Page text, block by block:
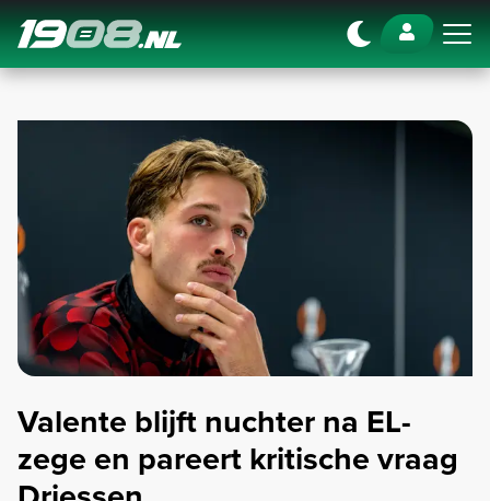
Navigation
Valente blijft nuchter na EL-
zege en pareert kritische vraag